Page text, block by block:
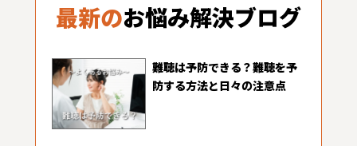
最新のお悩み解決ブログ
難聴は予防できる？難聴を予
防する方法と日々の注意点